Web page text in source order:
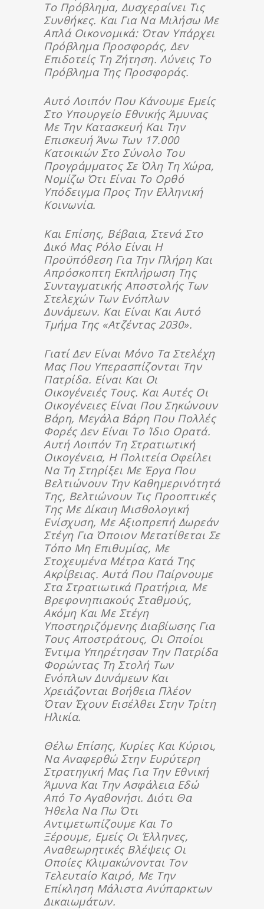
Το Πρόβλημα, Δυσχεραίνει Τις
Συνθήκες. Και Για Να Μιλήσω Με
Απλά Οικονομικά: Όταν Υπάρχει
Πρόβλημα Προσφοράς, Δεν
Επιδοτείς Τη Ζήτηση. Λύνεις Το
Πρόβλημα Της Προσφοράς.
Αυτό Λοιπόν Που Κάνουμε Εμείς
Στο Υπουργείο Εθνικής Άμυνας
Με Την Κατασκευή Και Την
Επισκευή Άνω Των 17.000
Κατοικιών Στο Σύνολο Του
Προγράμματος Σε Όλη Τη Χώρα,
Νομίζω Ότι Είναι Το Ορθό
Υπόδειγμα Προς Την Ελληνική
Κοινωνία.
Και Επίσης, Βέβαια, Στενά Στο
Δικό Μας Ρόλο Είναι Η
Προϋπόθεση Για Την Πλήρη Και
Απρόσκοπτη Εκπλήρωση Της
Συνταγματικής Αποστολής Των
Στελεχών Των Ενόπλων
Δυνάμεων. Και Είναι Και Αυτό
Τμήμα Της «Ατζέντας 2030».
Γιατί Δεν Είναι Μόνο Τα Στελέχη
Μας Που Υπερασπίζονται Την
Πατρίδα. Είναι Και Οι
Οικογένειές Τους. Και Αυτές Οι
Οικογένειες Είναι Που Σηκώνουν
Βάρη, Μεγάλα Βάρη Που Πολλές
Φορές Δεν Είναι Το Ίδιο Ορατά.
Αυτή Λοιπόν Τη Στρατιωτική
Οικογένεια, Η Πολιτεία Οφείλει
Να Τη Στηρίξει Με Έργα Που
Βελτιώνουν Την Καθημερινότητά
Της, Βελτιώνουν Τις Προοπτικές
Της Με Δίκαιη Μισθολογική
Ενίσχυση, Με Αξιοπρεπή Δωρεάν
Στέγη Για Όποιον Μετατίθεται Σε
Τόπο Μη Επιθυμίας, Με
Στοχευμένα Μέτρα Κατά Της
Ακρίβειας. Αυτά Που Παίρνουμε
Στα Στρατιωτικά Πρατήρια, Με
Βρεφονηπιακούς Σταθμούς,
Ακόμη Και Με Στέγη
Υποστηριζόμενης Διαβίωσης Για
Τους Αποστράτους, Οι Οποίοι
Έντιμα Υπηρέτησαν Την Πατρίδα
Φορώντας Τη Στολή Των
Ενόπλων Δυνάμεων Και
Χρειάζονται Βοήθεια Πλέον
Όταν Έχουν Εισέλθει Στην Τρίτη
Ηλικία.
Θέλω Επίσης, Κυρίες Και Κύριοι,
Να Αναφερθώ Στην Ευρύτερη
Στρατηγική Μας Για Την Εθνική
Άμυνα Και Την Ασφάλεια Εδώ
Από Το Αγαθονήσι. Διότι Θα
Ήθελα Να Πω Ότι
Αντιμετωπίζουμε Και Το
Ξέρουμε, Εμείς Οι Έλληνες,
Αναθεωρητικές Βλέψεις Οι
Οποίες Κλιμακώνονται Τον
Τελευταίο Καιρό, Με Την
Επίκληση Μάλιστα Ανύπαρκτων
Δικαιωμάτων.